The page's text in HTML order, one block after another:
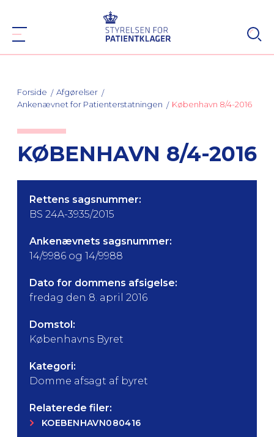
Forside
Afgørelser
Ankenævnet for Patienterstatningen
København 8/4-2016
KØBENHAVN 8/4-2016
Rettens sagsnummer:
BS 24A-3935/2015
Ankenævnets sagsnummer:
14/9986 og 14/9988
Dato for dommens afsigelse:
fredag den 8. april 2016
Domstol:
Københavns Byret
Kategori:
Domme afsagt af byret
Relaterede filer:
KOEBENHAVN080416